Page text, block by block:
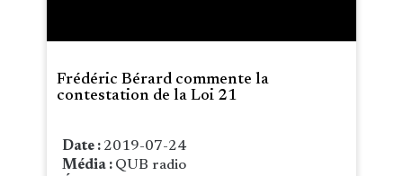
Frédéric Bérard commente la
contestation de la Loi 21
Date : 2019-07-24
Média : QUB radio